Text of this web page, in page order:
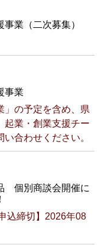
業（二次募集）
事業
」の予定を含め、県
起業・創業支援チー
合わせください。
個別商談会開催に
込締切】2026年08